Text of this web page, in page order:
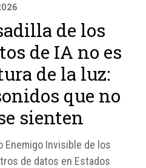
de los
de IA no es
de la luz:
que no
sienten
Enemigo Invisible de los
de datos en Estados